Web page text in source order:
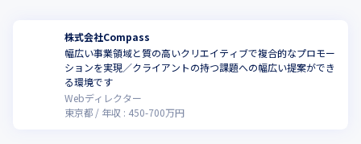
株式会社Compass
幅広い事業領域と質の高いクリエイティブで複合的なプロモー
ションを実現／クライアントの持つ課題への幅広い提案ができ
る環境です
Webディレクター
東京都
年収 : 450-700万円